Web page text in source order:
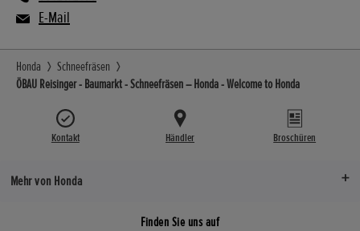
E-Mail
Honda
Schneefräsen
ÖBAU Reisinger - Baumarkt - Schneefräsen – Honda - Welcome to Honda
Kontakt Händler Broschüren
Mehr von Honda
Finden Sie uns auf